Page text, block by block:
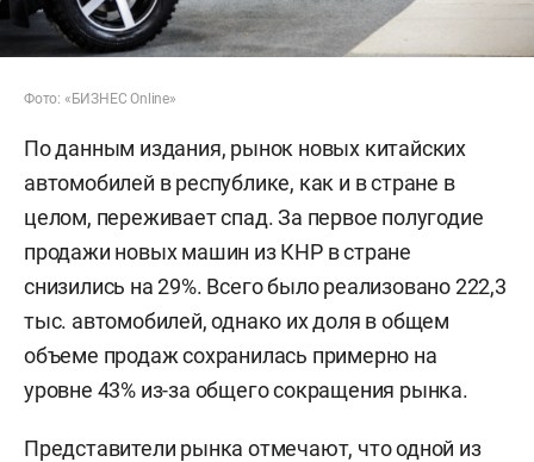
Фото: «БИЗНЕС Online»
По данным издания, рынок новых китайских
автомобилей в республике, как и в стране в
целом, переживает спад. За первое полугодие
продажи новых машин из КНР в стране
снизились на 29%. Всего было реализовано 222,3
тыс. автомобилей, однако их доля в общем
объеме продаж сохранилась примерно на
уровне 43% из-за общего сокращения рынка.
Представители рынка отмечают, что одной из